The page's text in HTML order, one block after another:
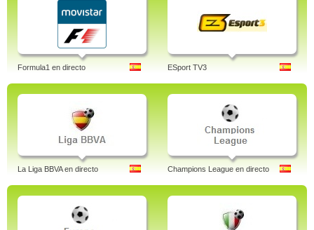
Formula1 en directo ESport TV3
La Liga BBVA en directo Champions League en directo